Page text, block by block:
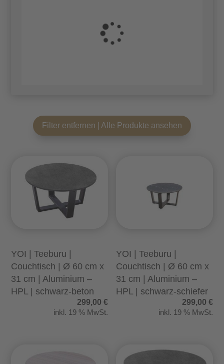
Filter entfernen | Alle Produkte ansehen
YOI | Teeburu |
Couchtisch | Ø 60 cm x
31 cm | Aluminium –
HPL | schwarz-beton
299,00 €
inkl. 19 % MwSt.
YOI | Teeburu |
Couchtisch | Ø 60 cm x
31 cm | Aluminium –
HPL | schwarz-schiefer
299,00 €
inkl. 19 % MwSt.